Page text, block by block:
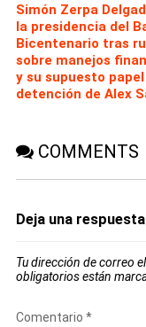
Simón Zerpa
la presidencia del
Bicentenario tras
sobre manejos
y su supuesto
detención de Alex
COMMENTS
Deja una respuesta
Tu dirección de correo
obligatorios están
Comentario *